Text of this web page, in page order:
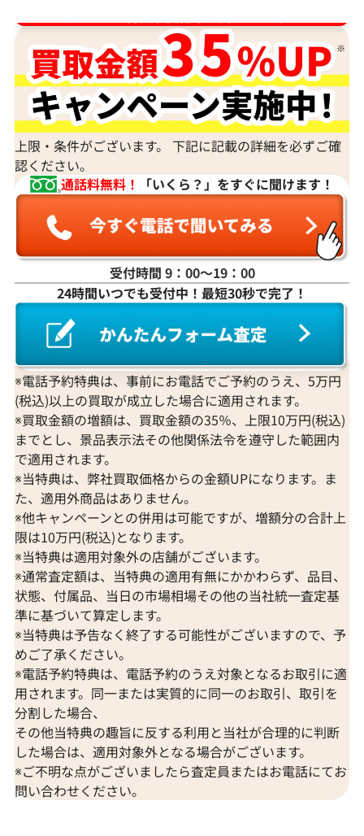
宝石の大きさは買取価格に影響する？
ダイヤモンドの買取価格には、どんなことが影響しま
すか？
身分証明書がなぜ必要？
上限・条件がございます。 下記に記載の詳細を必ずご確
認ください。
通話料無料！
「いくら？」をすぐに聞けます！
受付時間 9：00〜19：00
24時間いつでも受付中！最短30秒で完了！
※電話予約特典は、事前にお電話でご予約のうえ、5万円
(税込)以上の買取が成立した場合に適用されます。
※買取金額の増額は、買取金額の35％、上限10万円(税込)
までとし、景品表示法その他関係法令を遵守した範囲内
で適用されます。
※当特典は、弊社買取価格からの金額UPになります。ま
た、適用外商品はありません。
※他キャンペーンとの併用は可能ですが、増額分の合計上
限は10万円(税込)となります。
※当特典は適用対象外の店舗がございます。
※通常査定額は、当特典の適用有無にかかわらず、品目、
状態、付属品、当日の市場相場その他の当社統一査定基
準に基づいて算定します。
※当特典は予告なく終了する可能性がございますので、予
めご了承ください。
※電話予約特典は、電話予約のうえ対象となるお取引に適
用されます。同一または実質的に同一のお取引、取引を
分割した場合、
その他当特典の趣旨に反する利用と当社が合理的に判断
した場合は、適用対象外となる場合がございます。
※ご不明な点がございましたら査定員またはお電話にてお
問い合わせください。